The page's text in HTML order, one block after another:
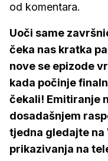
od komentara.
Uoči same
čeka nas kratka
nove se epizode
kada počinje
čekali! Emitiranje
dosadašnjem
tjedna gledajte na
prikazivanja na